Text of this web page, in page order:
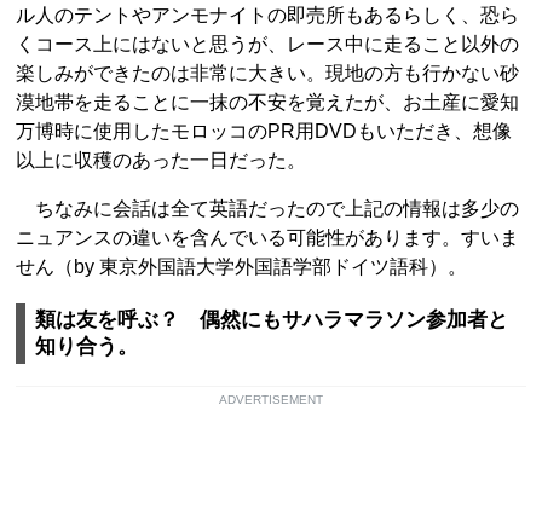
ル人のテントやアンモナイトの即売所もあるらしく、恐ら
くコース上にはないと思うが、レース中に走ること以外の
楽しみができたのは非常に大きい。現地の方も行かない砂
漠地帯を走ることに一抹の不安を覚えたが、お土産に愛知
万博時に使用したモロッコのPR用DVDもいただき、想像
以上に収穫のあった一日だった。
ちなみに会話は全て英語だったので上記の情報は多少の
ニュアンスの違いを含んでいる可能性があります。すいま
せん（by 東京外国語大学外国語学部ドイツ語科）。
類は友を呼ぶ？ 偶然にもサハラマラソン参加者と
知り合う。
ADVERTISEMENT